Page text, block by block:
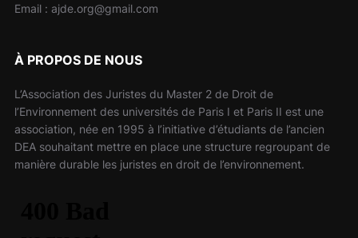
Email : ajde.org@gmail.com
À PROPOS DE NOUS
L’Association des Juristes du Master 2 de Droit de
l’Environnement des universités de Paris I et Paris II est une
association, née en 1995 à l’initiative d’étudiants de l’ancien
DEA souhaitant mettre en place une structure regroupant de
manière durable les juristes en droit de l’environnement.